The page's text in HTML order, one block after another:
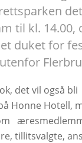
til kl. 14.00,
duket for
det vil også bli
Honne Hotell,
tillitsvalgte,